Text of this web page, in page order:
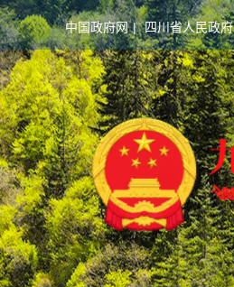
中国政府网 | 四川省人民政府